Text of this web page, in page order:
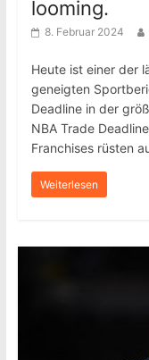
looming.
8. Februar 2024
Heute ist einer der
geneigten
Deadline in der
NBA Trade
Franchises rüsten
Weiterlesen